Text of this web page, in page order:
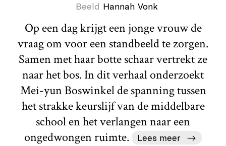
Beeld Hannah Vonk
Op een dag krijgt een jonge vrouw de
vraag om voor een standbeeld te zorgen.
Samen met haar botte schaar vertrekt ze
naar het bos. In dit verhaal onderzoekt
Mei-yun Boswinkel de spanning tussen
het strakke keurslijf van de middelbare
school en het verlangen naar een
ongedwongen ruimte.
Lees meer